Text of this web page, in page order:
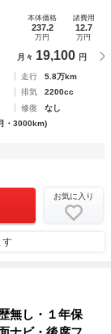
Ｃ ＨＩＤヘッ
本体価格
237.2
万円
諸費用
12.7
万円
月々 19,100 円
走行
5.8万km
排気
2200cc
修復
なし
・3000km)
お気に入り
す
し・１年保